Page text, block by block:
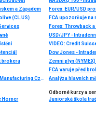
a Západem
(CL.US)
brokera
Toyota Motor Manufacturing Czech Republic
Forex: EUR/USD
FCA upozorňuje
Forex: Throwback
USD/JPY -
Dow Jones -
Zemní plyn
FCA varuje před
Analýza hlavních
Horner
Odborné kurzy a
Juniorská škola